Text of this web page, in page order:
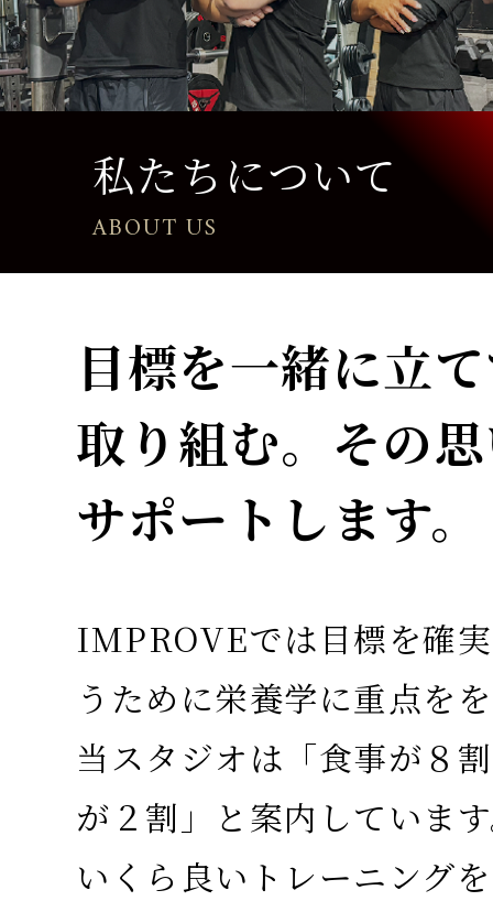
私たちについて
ABOUT US
目標を一緒に立
取り組む。その
サポートします。
IMPROVEでは目標を確
うために栄養学に重点を
当スタジオは「食事が８
が２割」と案内していま
いくら良いトレーニング